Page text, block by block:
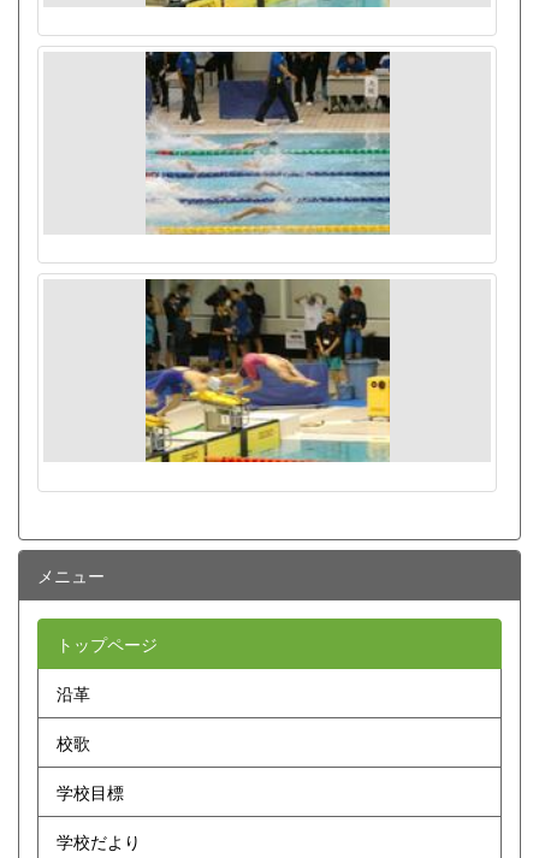
メニュー
トップページ
沿革
校歌
学校目標
学校だより